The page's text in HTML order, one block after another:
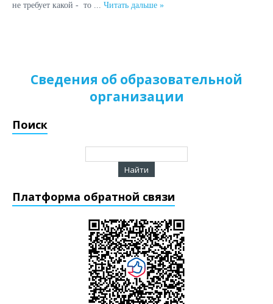
не требует какой - то ... Читать дальше »
Сведения об образовательной
организации
Поиск
Платформа обратной связи